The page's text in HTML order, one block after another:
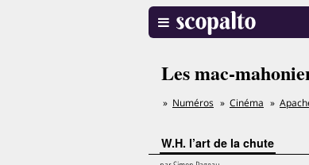
Les mac-
Numéros Cinéma
W.H. l’art de la chute